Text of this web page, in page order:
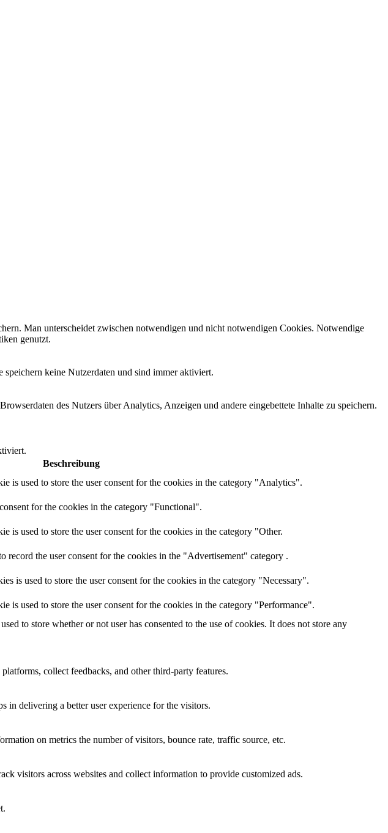
Man unterscheidet zwischen notwendigen und nicht notwendigen Cookies. Notwendige
genutzt.
keine Nutzerdaten und sind immer aktiviert.
des Nutzers über Analytics, Anzeigen und andere eingebettete Inhalte zu speichern.
Beschreibung
is used to store the user consent for the cookies in the category "Analytics".
for the cookies in the category "Functional".
used to store the user consent for the cookies in the category "Other.
the user consent for the cookies in the "Advertisement" category .
is used to store the user consent for the cookies in the category "Necessary".
is used to store the user consent for the cookies in the category "Performance".
to store whether or not user has consented to the use of cookies. It does not store any
collect feedbacks, and other third-party features.
in delivering a better user experience for the visitors.
on metrics the number of visitors, bounce rate, traffic source, etc.
visitors across websites and collect information to provide customized ads.